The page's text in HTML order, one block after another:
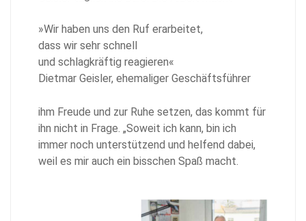
»Wir haben uns den Ruf erarbeitet,
dass wir sehr schnell
und schlagkräftig reagieren«
Dietmar Geisler, ehemaliger Geschäftsführer
ihm Freude und zur Ruhe setzen, das kommt für
ihn nicht in Frage. „Soweit ich kann, bin ich
immer noch unterstützend und helfend dabei,
weil es mir auch ein bisschen Spaß macht.